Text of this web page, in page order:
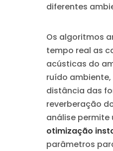
diferentes
Os algoritmos
tempo real as
acústicas do
ruído
distância das
reverberação
análise permite
otimização
parâmetros